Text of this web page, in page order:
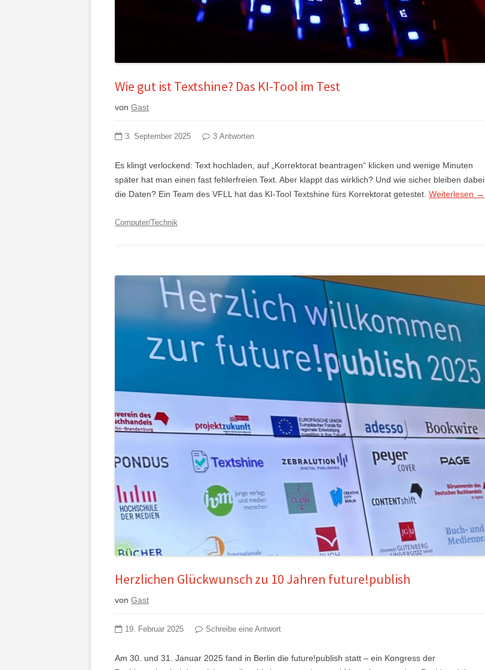
Wie gut ist Textshine? Das KI-Tool im Test
von Gast
3. September 2025 3 Antworten
Es klingt verlockend: Text hochladen, auf „Korrektorat beantragen“ klicken und wenige Minuten
später hat man einen fast fehlerfreien Text. Aber klappt das wirklich? Und wie sicher bleiben dabei
die Daten? Ein Team des VFLL hat das KI-Tool Textshine fürs Korrektorat getestet. Weiterlesen →
Computer/Technik
Herzlichen Glückwunsch zu 10 Jahren future!publish
von Gast
19. Februar 2025 Schreibe eine Antwort
Am 30. und 31. Januar 2025 fand in Berlin die future!publish statt – ein Kongress der